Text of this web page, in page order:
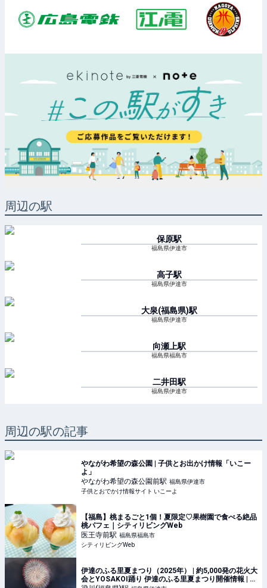
周辺の駅
保原駅
福島県伊達市
高子駅
福島県伊達市
大泉(福島県)駅
福島県伊達市
向瀬上駅
福島県福島市
二井田駅
福島県伊達市
周辺の駅の記事
やながわ希望の森公園 | 子供とお出かけ情報「いこー
よ」
やながわ希望の森公園前駅 福島県伊達市
子供とおでかけ情報サイト いこーよ
【福島】桃まるごと1個！夏限定♡果樹園で食べる絶品
桃パフェ｜シティリビングWeb
医王寺前駅 福島県福島市
シティリビングWeb
伊達のふる里夏まつり（2025年） | 約5,000発の花火大
会とYOSAKOI踊り 伊達のふる里夏まつり開催情報 | 福